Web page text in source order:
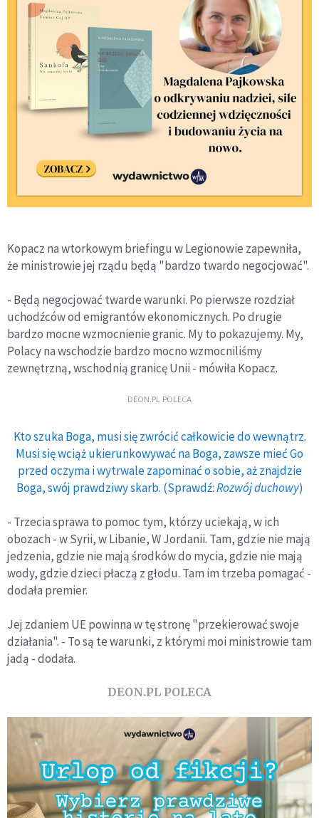
Kopacz na wtorkowym briefingu w Legionowie zapewniła,
że ministrowie jej rządu będą "bardzo twardo negocjować".
- Będą negocjować twarde warunki. Po pierwsze rozdział
uchodźców od emigrantów ekonomicznych. Po drugie
bardzo mocne wzmocnienie granic. My to pokazujemy. My,
Polacy na wschodzie bardzo mocno wzmocniliśmy
zewnętrzną, wschodnią granicę Unii - mówiła Kopacz.
DEON.PL POLECA
Kto szuka Boga, musi się zwrócić całkowicie do wewnątrz.
Musi się wciąż ukierunkowywać na Boga, zawsze mieć Go
przed oczyma i wytrwale zapominać o sobie, aż znajdzie
Boga, swój prawdziwy skarb. (Sprawdź:Rozwój duchowy)
- Trzecia sprawa to pomoc tym, którzy uciekają, w ich
obozach - w Syrii, w Libanie, W Jordanii. Tam, gdzie nie mają
jedzenia, gdzie nie mają środków do mycia, gdzie nie mają
wody, gdzie dzieci płaczą z głodu. Tam im trzeba pomagać -
dodała premier.
Jej zdaniem UE powinna w tę stronę "przekierować swoje
działania". - To są te warunki, z którymi moi ministrowie tam
jadą - dodała.
DEON.PL POLECA